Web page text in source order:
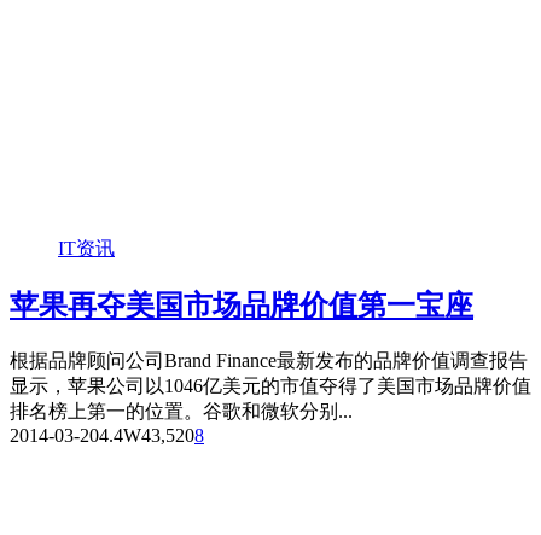
IT资讯
苹果再夺美国市场品牌价值第一宝座
根据品牌顾问公司Brand Finance最新发布的品牌价值调查报告
显示，苹果公司以1046亿美元的市值夺得了美国市场品牌价值
排名榜上第一的位置。谷歌和微软分别...
2014-03-204.4W43,5208